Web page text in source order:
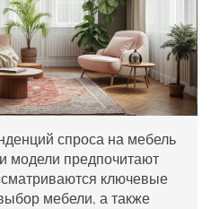
спроса на мебель
модели предпочитают
ключевые
мебели, а также